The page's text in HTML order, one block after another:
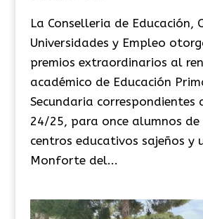
La Conselleria de Educación,
Universidades y Empleo
premios extraordinarios al
académico de Educación
Secundaria correspondientes
24/25, para once alumnos
centros educativos sajeños y
Monforte del...